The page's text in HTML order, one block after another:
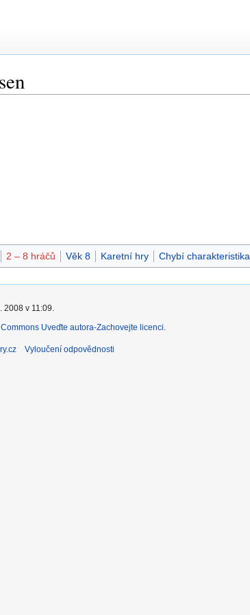
2 – 8 hráčů Věk 8 Karetní hry Chybí charakteristika
v 11:09.
Uveďte autora-Zachovejte licenci
Vyloučení odpovědnosti